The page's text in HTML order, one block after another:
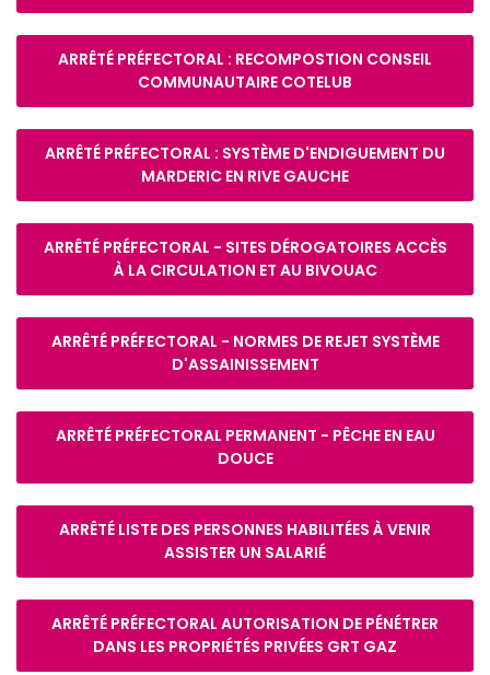
ARRÊTÉ PRÉFECTORAL : RECOMPOSTION CONSEIL
COMMUNAUTAIRE COTELUB
ARRÊTÉ PRÉFECTORAL : SYSTÈME D'ENDIGUEMENT DU
MARDERIC EN RIVE GAUCHE
ARRÊTÉ PRÉFECTORAL - SITES DÉROGATOIRES ACCÈS
À LA CIRCULATION ET AU BIVOUAC
ARRÊTÉ PRÉFECTORAL - NORMES DE REJET SYSTÈME
D'ASSAINISSEMENT
ARRÊTÉ PRÉFECTORAL PERMANENT - PÊCHE EN EAU
DOUCE
ARRÊTÉ LISTE DES PERSONNES HABILITÉES À VENIR
ASSISTER UN SALARIÉ
ARRÊTÉ PRÉFECTORAL AUTORISATION DE PÉNÉTRER
DANS LES PROPRIÉTÉS PRIVÉES GRT GAZ